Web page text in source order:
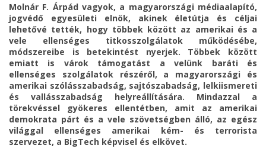
Molnár F. Árpád vagyok, a magyarországi médiaalapító,
jogvédő egyesületi elnök, akinek életútja és céljai
lehetővé tették, hogy többek között az amerikai és a
vele ellenséges titkosszolgálatok működésébe,
módszereibe is betekintést nyerjek. Többek között
emiatt is várok támogatást a velünk baráti és
ellenséges szolgálatok részéről, a magyarországi és
amerikai szólásszabadság, sajtószabadság, lelkiismereti
és vallásszabadság helyreállítására. Mindazzal a
törekvéssel gyökeres ellentétben, amit az amerikai
demokrata párt és a vele szövetségben álló, az egész
világgal ellenséges amerikai kém- és terrorista
szervezet, a BigTech képvisel és elkövet.